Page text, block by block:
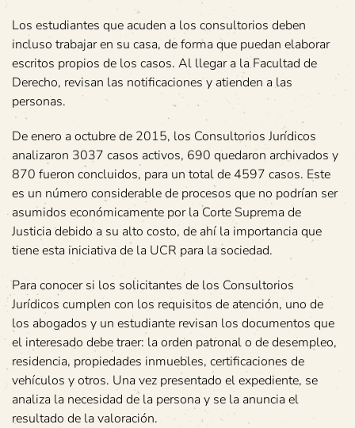
Los estudiantes que acuden a los consultorios deben
incluso trabajar en su casa, de forma que puedan elaborar
escritos propios de los casos. Al llegar a la Facultad de
Derecho, revisan las notificaciones y atienden a las
personas.
De enero a octubre de 2015, los Consultorios Jurídicos
analizaron 3037 casos activos, 690 quedaron archivados y
870 fueron concluidos, para un total de 4597 casos. Este
es un número considerable de procesos que no podrían ser
asumidos económicamente por la Corte Suprema de
Justicia debido a su alto costo, de ahí la importancia que
tiene esta iniciativa de la UCR para la sociedad.
Para conocer si los solicitantes de los Consultorios
Jurídicos cumplen con los requisitos de atención, uno de
los abogados y un estudiante revisan los documentos que
el interesado debe traer: la orden patronal o de desempleo,
residencia, propiedades inmuebles, certificaciones de
vehículos y otros. Una vez presentado el expediente, se
analiza la necesidad de la persona y se la anuncia el
resultado de la valoración.